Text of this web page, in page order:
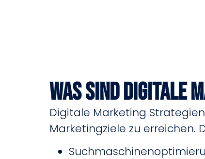
Was sind digitale
Digitale Marketing
Marketingziele zu erreichen.